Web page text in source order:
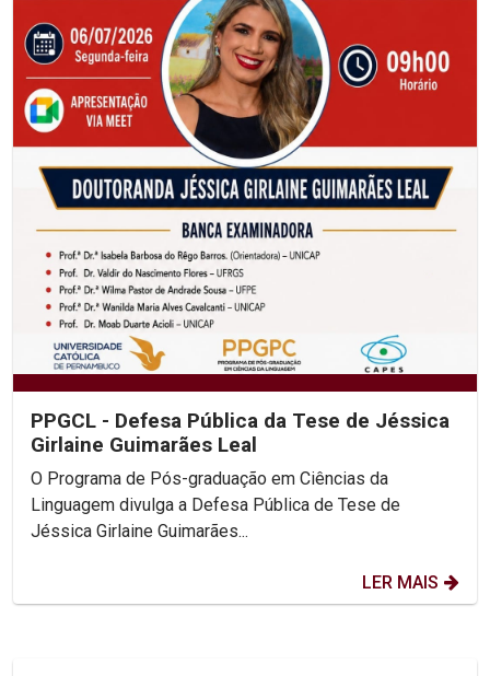
PPGCL - Defesa Pública da Tese de Jéssica
Girlaine Guimarães Leal
O Programa de Pós-graduação em Ciências da
Linguagem divulga a Defesa Pública de Tese de
Jéssica Girlaine Guimarães...
LER MAIS